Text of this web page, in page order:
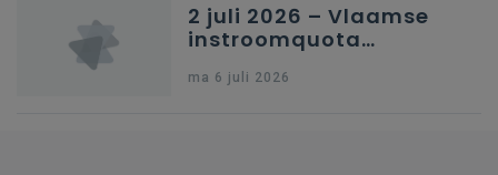
2 juli 2026 – Vlaamse
instroomquota
federale RIZIV-
ma 6 juli 2026